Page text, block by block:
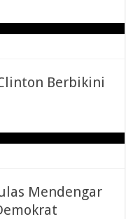
Berbikini
Mendengar